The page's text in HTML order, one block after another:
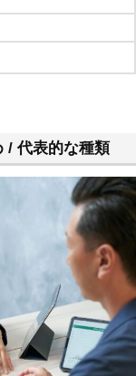
/ 代表的な種類